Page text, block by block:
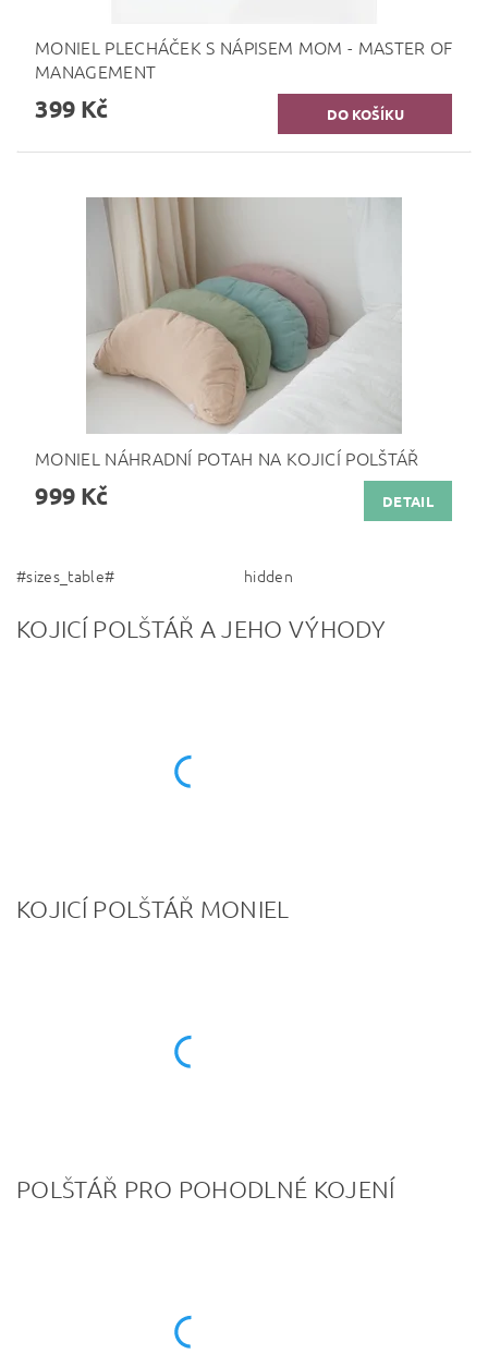
MONIEL PLECHÁČEK S NÁPISEM MOM - MASTER OF
MANAGEMENT
399 Kč
MONIEL NÁHRADNÍ POTAH NA KOJICÍ POLŠTÁŘ
999 Kč DETAIL
#sizes_table# hidden
KOJICÍ POLŠTÁŘ A JEHO VÝHODY
KOJICÍ POLŠTÁŘ MONIEL
POLŠTÁŘ PRO POHODLNÉ KOJENÍ